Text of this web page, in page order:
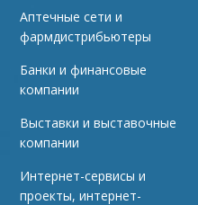
Аптечные сети и
фармдистрибьютеры
Банки и финансовые
компании
Выставки и выставочные
компании
Интернет-сервисы и
проекты, интернет-